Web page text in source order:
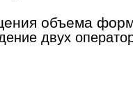
объема
двух